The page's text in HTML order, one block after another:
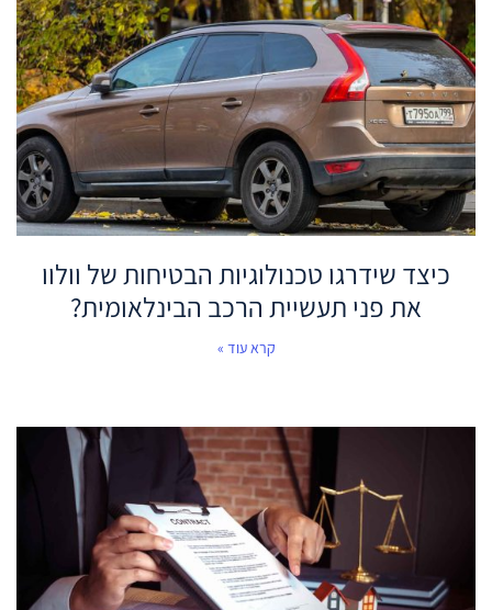
כיצד שידרגו טכנולוגיות הבטיחות של וולוו
את פני תעשיית הרכב הבינלאומית?
קרא עוד »